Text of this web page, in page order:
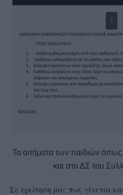
Τα αιτήματα των παιδιών
και στο ΔΣ του
Σε ερώτηση μας πως γίνεται